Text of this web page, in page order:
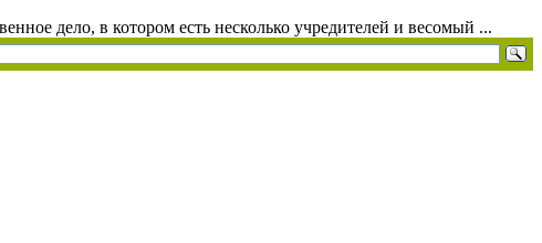
дело, в котором есть несколько учредителей и весомый ...